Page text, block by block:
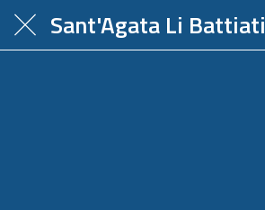
Sant'Agata Li Battiati